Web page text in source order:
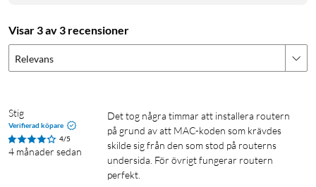
Standarder: 802.11ax/ac/a/b/g/n (Wifi 6)
Hastighet: 1201 Mb/s (5 GHz), 300 Mb/s (2,4 GHz)
Antal antenner: 4 × 5 dBi fasta, Beamforming
Säkerhet: WPA‑PSK, WPA2‑PSK, WPA3
Teknik: OFDMA, MU‑MIMO, Smart Connect, BSS Color,
Target Wake Time
Mesh‑stöd: EasyMesh-kompatibel
Gästnätverk: 1 per band
Visar 3 av 3 recensioner
Relevans
Stig
Verifierad köpare
4/5
4 månader sedan
Det tog några timmar att installera routern
på grund av att MAC-koden som krävdes
skilde sig från den som stod på routerns
undersida. För övrigt fungerar routern
perfekt.